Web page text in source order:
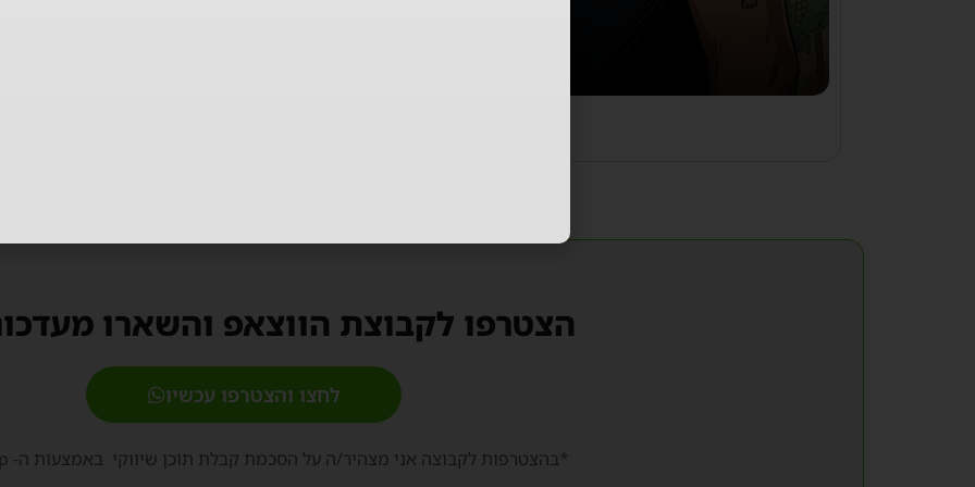
הצטרפו לקבוצת הווצאפ והשארו
לחצו והצטרפו עכשיו
*בהצטרפות לקבוצה אני מצהיר/ה על הסכמת קבלת תוכן שיווקי באמצעות ה- WhatsApp.